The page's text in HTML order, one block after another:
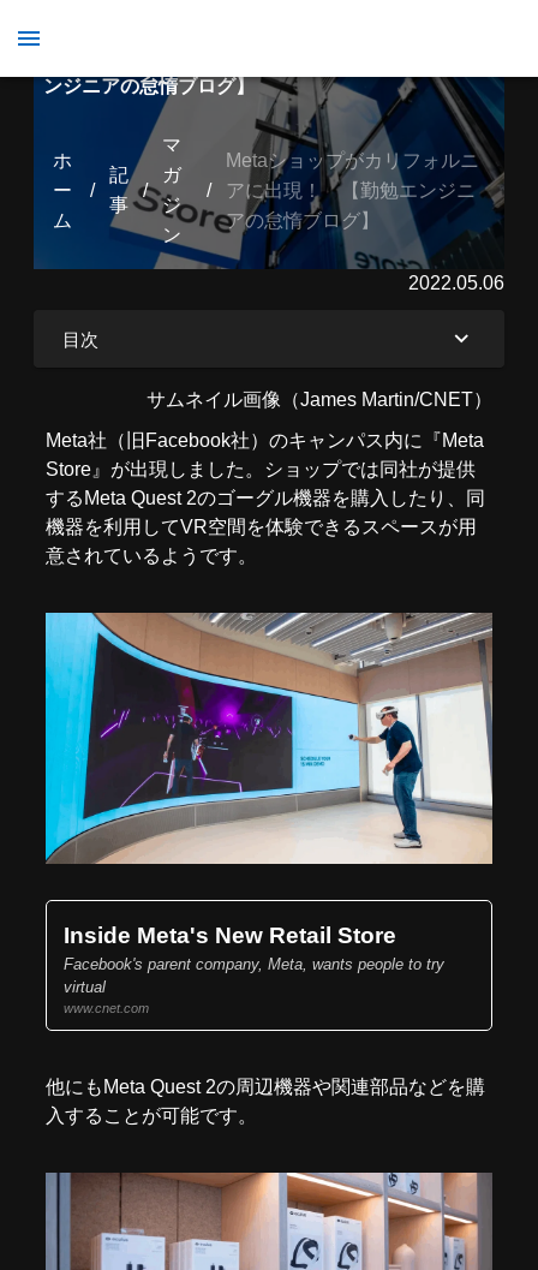
ンジニアの怠惰ブログ】
ホ
ー
ム
/
記
事
/
マ
ガ
ジ
ン
/
Metaショップがカリフォルニ
アに出現！ 【勤勉エンジニ
アの怠惰ブログ】
2022.05.06
目次
サムネイル画像（James Martin/CNET）
Meta社（旧Facebook社）のキャンパス内に『Meta
Store』が出現しました。ショップでは同社が提供
するMeta Quest 2のゴーグル機器を購入したり、同
機器を利用してVR空間を体験できるスペースが用
意されているようです。
Inside Meta's New Retail Store
Facebook's parent company, Meta, wants people to try
virtual
www.cnet.com
他にもMeta Quest 2の周辺機器や関連部品などを購
入することが可能です。